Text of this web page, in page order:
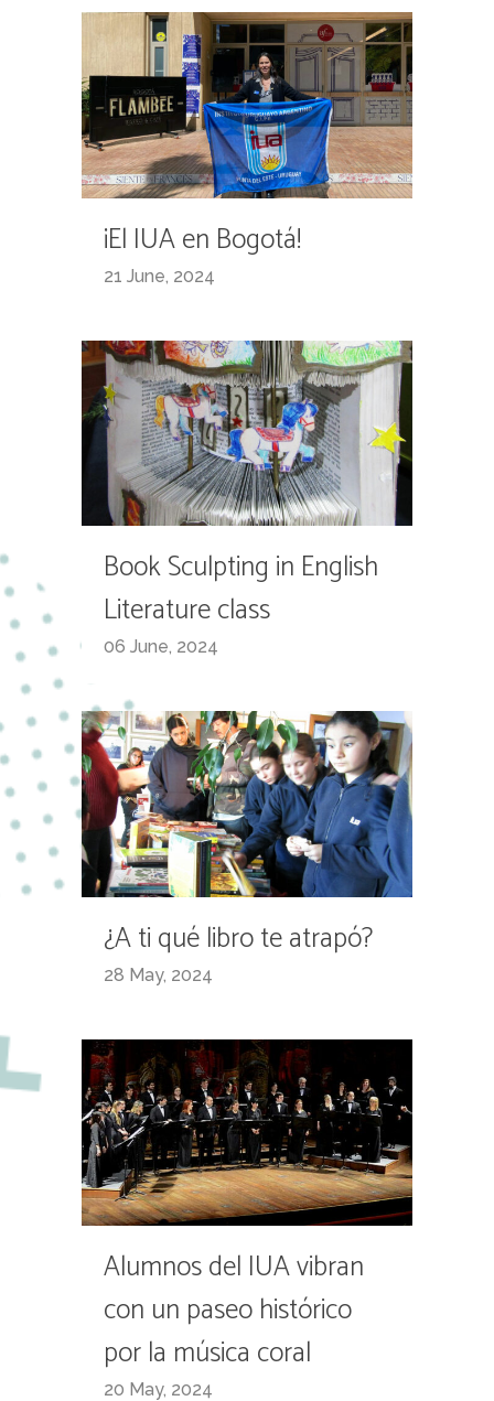
¡El IUA en Bogotá!
21 June, 2024
Book Sculpting in English
Literature class
06 June, 2024
¿A ti qué libro te atrapó?
28 May, 2024
Alumnos del IUA vibran
con un paseo histórico
por la música coral
20 May, 2024